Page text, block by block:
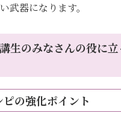
武器になります。
生のみなさんの役に
の強化ポイント